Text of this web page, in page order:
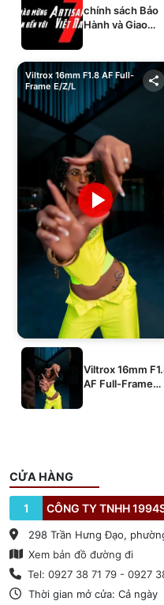
chính sách Bảo
Hành và Giao
Viltrox 16mm F1.8 AF Full-
Frame E/Z/L
Viltrox 16mm
AF Full-Frame
CỬA HÀNG
1 CÔNG TY TNHH
298 Trần Hưng Đạo,
Xem bản đồ đường đi
Tel: 0927 38 71 79 - 0927
Thời gian mở cửa: Cả ngày